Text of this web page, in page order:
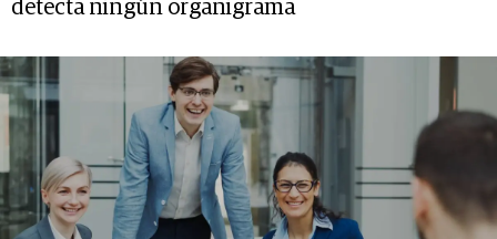
detecta ningún organigrama